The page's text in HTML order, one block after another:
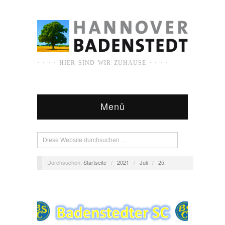
· · · · HIER SIND WIR ZUHAUSE · · · ·
Menü
Durchsuchen: Startseite / 2021 / Juli / 25.